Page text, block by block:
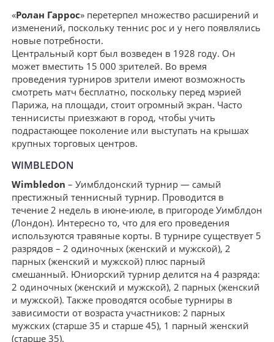
«Ролан Гаррос» перетерпел множество расширений и
изменений, поскольку теннис рос и у него появлялись
новые потребности.
Центральный корт был возведен в 1928 году. Он
может вместить 15 000 зрителей. Во время
проведения турниров зрители имеют возможность
смотреть матч бесплатно, поскольку перед мэрией
Парижа, на площади, стоит огромный экран. Часто
теннисисты приезжают в город, чтобы учить
подрастающее поколение или выступать на крышах
крупных торговых центров.
WIMBLEDON
Wimbledon – Уимблдонский турнир — самый
престижный теннисный турнир. Проводится в
течение 2 недель в июне-июле, в пригороде Уимблдон
(Лондон). Интересно то, что для его проведения
используются травяные корты. В турнире существует 5
разрядов – 2 одиночных (женский и мужской), 2
парных (женский и мужской) плюс парный
смешанный. Юниорский турнир делится на 4 разряда:
2 одиночных (женский и мужской), 2 парных (женский
и мужской). Также проводятся особые турниры в
зависимости от возраста участников: 2 парных
мужских (старше 35 и старше 45), 1 парный женский
(старше 35).